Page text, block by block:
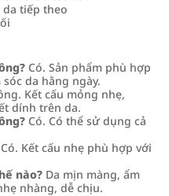
tiếp theo
Có. Sản phẩm phù hợp
da hằng ngày.
Kết cấu mỏng nhẹ,
dính trên da.
Có. Có thể sử dụng cả
Có. Kết cấu nhẹ phù hợp với
nào? Da mịn màng, ẩm
nhàng, dễ chịu.